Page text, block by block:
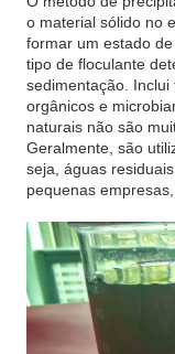
o material sólido no
formar um estado
tipo de floculante
sedimentação. Inclui
orgânicos e
naturais não são
Geralmente, são
seja, águas
pequenas